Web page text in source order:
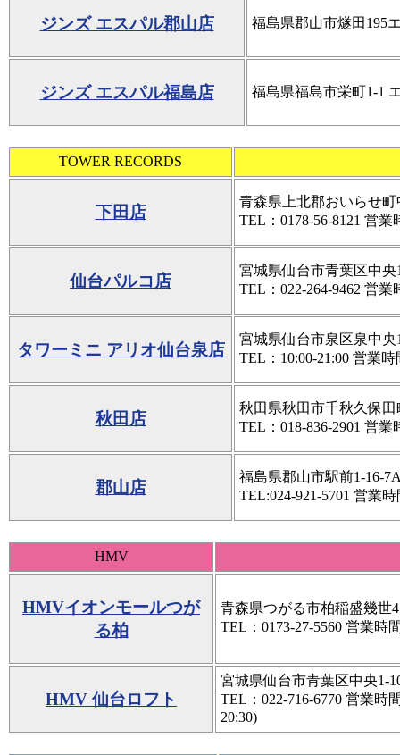
ジンズ エスパル郡山店 福島県郡山市燧田195
ジンズ エスパル福島店 福島県福島市栄町1-1
TOWER RECORDS
下田店
青森県上北郡おいらせ
TEL：0178-56-8121 営業
仙台パルコ店
宮城県仙台市青葉区中央
TEL：022-264-9462 営業
タワーミニ アリオ仙台泉店
宮城県仙台市泉区泉中
TEL：10:00-21:00 営業時
秋田店
秋田県秋田市千秋久保
TEL：018-836-2901 営業
郡山店
福島県郡山市駅前1-16-
TEL:024-921-5701 営業時
HMV
HMVイオンモールつが
る柏
青森県つがる市柏稲盛幾世
TEL：0173-27-5560 営業時
HMV 仙台ロフト
宮城県仙台市青葉区中央1-
TEL：022-716-6770 営業時
20:30)